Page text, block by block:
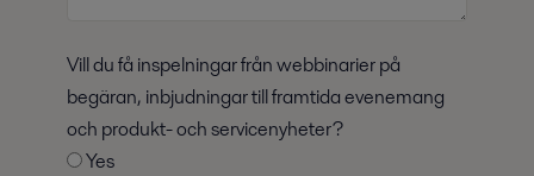
Vill du få inspelningar från webbinarier på
begäran, inbjudningar till framtida evenemang
och produkt- och servicenyheter?
Yes